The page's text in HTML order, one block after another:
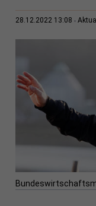
28.12.2022 13:08